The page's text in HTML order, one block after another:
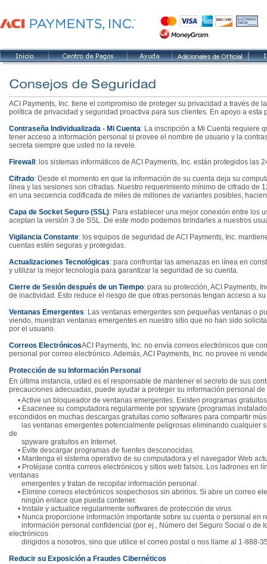
ACI Payments, Inc. tiene el compromiso de proteger su privacidad a través
política de privacidad y seguridad proactiva para sus clientes. En apoyo a
Contraseña Individualizada - Mi Cuenta: La inscripción a Mi Cuenta requiere
tener acceso a información personal si provee el nombre de usuario y la
secreta siempre que usted no la revele.
Firewall : los sistemas informáticos de ACI Payments, Inc. están protegidos
Cifrado: Desde el momento en que la información de su cuenta deja su
línea y las sesiones son cifradas. Nuestro requerimiento mínimo de cifrado
en una secuencia codificada de miles de millones de variantes posibles,
Capa de Socket Seguro (SSL): Para establecer una mejor conexión entre los
aceptan la versión 3 de SSL. De este modo podemos brindarles a nuestros
Vigilancia Constante: los equipos de seguridad de ACI Payments, Inc.
cuentas estén seguras y protegidas.
Actualizaciones Tecnológicas: para confrontar las amenazas en línea en
y utilizar la mejor tecnología para garantizar la seguridad de su cuenta.
Cierre de Sesión después de un Tiempo: para su protección, ACI Payments,
de inactividad. Esto reduce el riesgo de que otras personas tengan acceso a
Ventanas Emergentes: Las ventanas emergentes son pequeñas ventanas o
viendo, muestran ventanas emergentes en nuestro sitio que no han sido
por el usuario.
Correos ElectrónicosACI Payments, Inc. no envía correos electrónicos que
personal por correo electrónico. Además, ACI Payments, Inc. no provee ni
Protección de su Información Personal
En última instancia, usted es el responsable de mantener el secreto de sus
precauciones adecuadas, puede ayudar a proteger su información personal
• Active un bloqueador de ventanas emergentes. Existen programas
• Esacenee su computadora regularmente por spyware (programas
escondidos en muchas descargas gratuitas como softwares para compartir
las ventanas emergentes potencialmente peligrosas eliminando cualquier
de
spyware gratuitos en Internet.
• Evite descargar programas de fuentes desconocidas.
• Mantenga el sistema operativo de su computadora y el navegador Web
• Protéjase contra correos electrónicos y sitios web falsos. Los ladrones en
ventanas
emergentes y tratan de recopilar información personal.
• Elimine correos electrónicos sospechosos sin abrirlos. Si abre un correo
ningún enlace que pueda contener.
• Instale y actualice regularmente softwares de protección de virus
• Nunca proporcione información importante sobre su cuenta o personal en
información personal confidencial (por ej., Número del Seguro Social o de
electrónicos
dirigidos a nosotros, sino que utilice el correo postal o nos llame al 1-888-
Reducir su Exposición a Fraudes Cibernéticos